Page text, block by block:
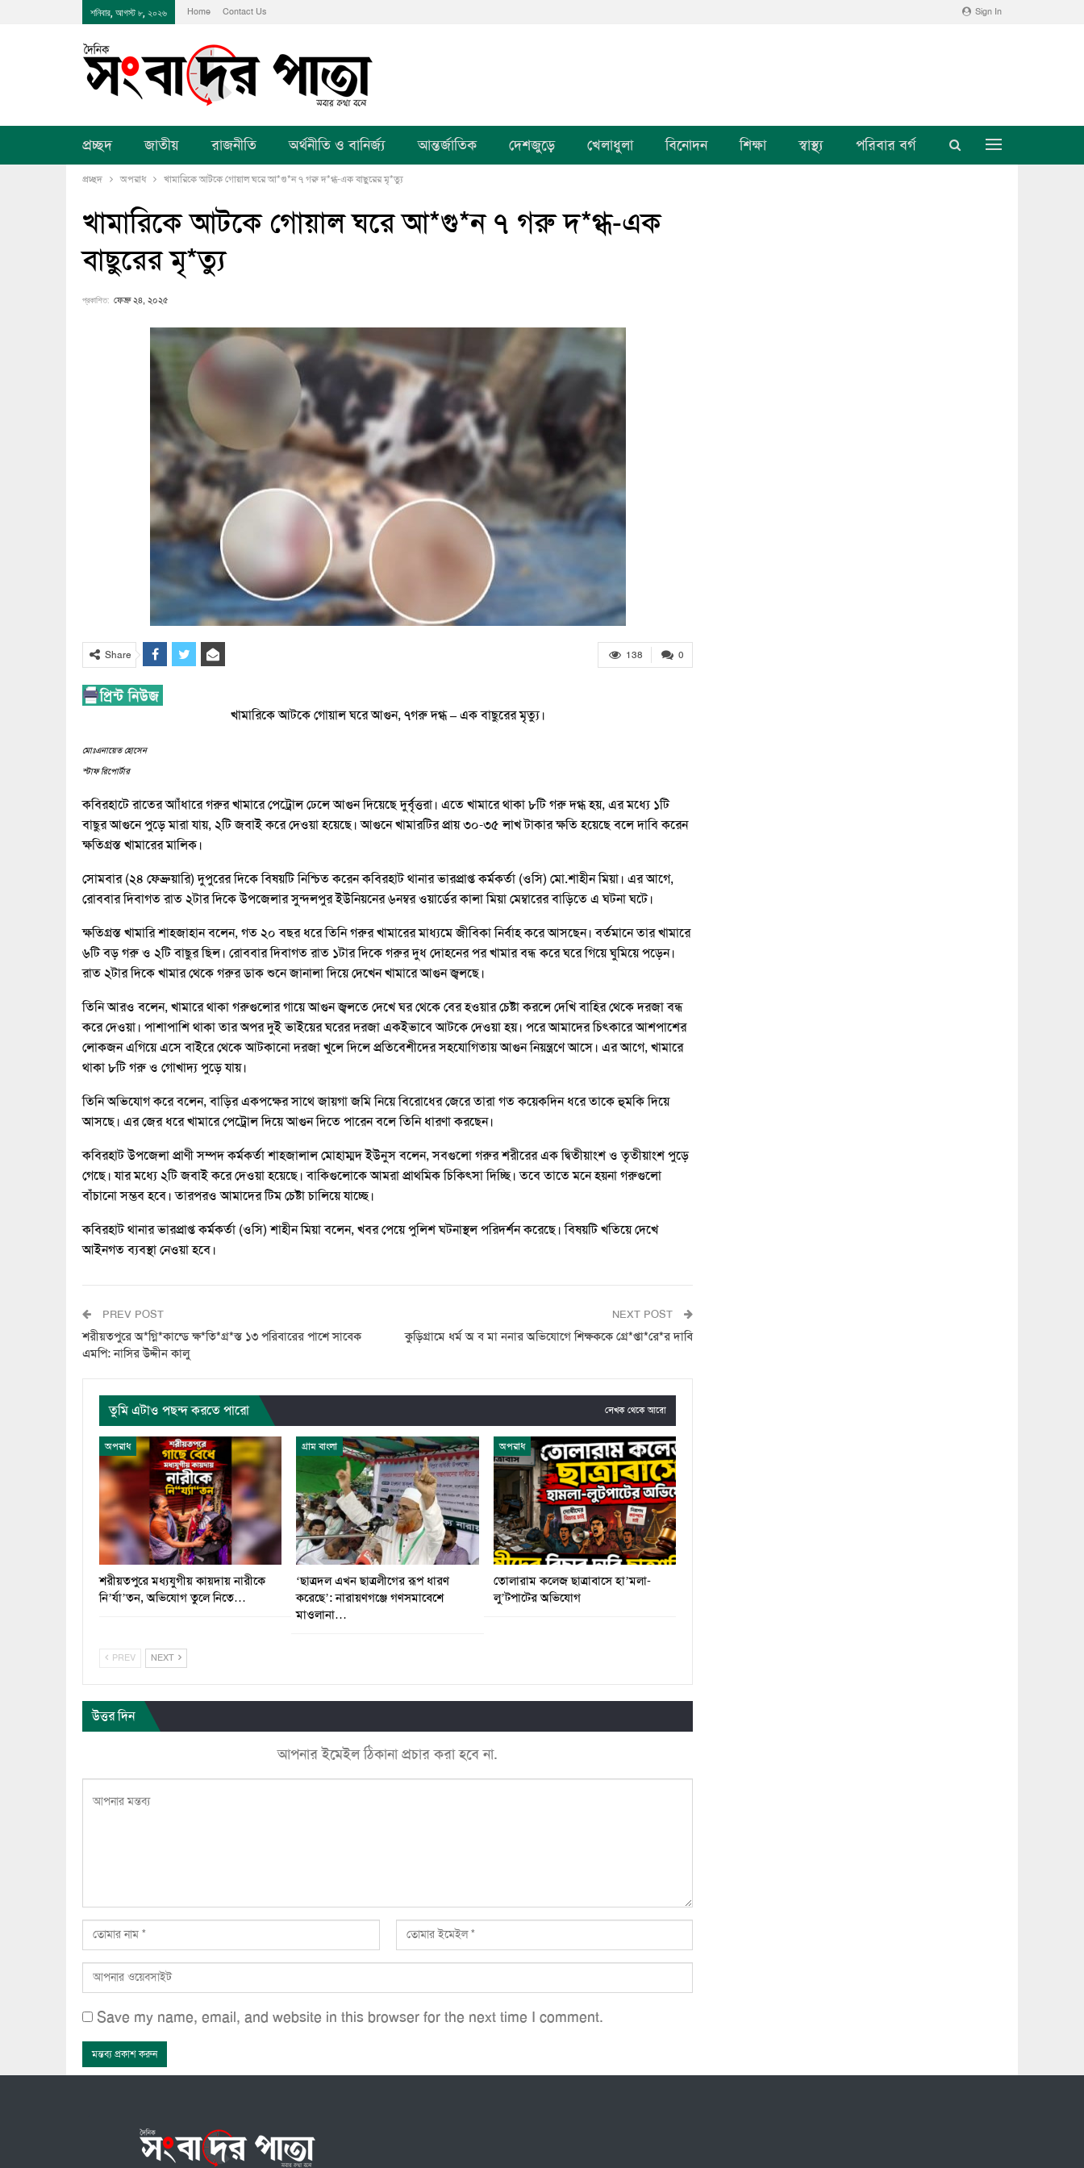
Sign In
শনিবার, আগস্ট ৮, ২০২৬ Home Contact Us
প্রচ্ছদ জাতীয় রাজনীতি অর্থনীতি ও বানির্জ্য আন্তর্জাতিক দেশজুড়ে খেলাধুলা বিনোদন শিক্ষা স্বাস্থ্য পরিবার বর্গ
প্রচ্ছদ অপরাধ খামারিকে আটকে গোয়াল ঘরে আ*গু*ন ৭ গরু দ*গ্ধ-এক বাছুরের মৃ*ত্যু
খামারিকে আটকে গোয়াল ঘরে আ*গু*ন ৭ গরু দ*গ্ধ-এক
বাছুরের মৃ*ত্যু
প্রকাশিত: ফেব্রু ২৪, ২০২৫
0
138
Share
খামারিকে আটকে গোয়াল ঘরে আগুন, ৭গরু দগ্ধ – এক বাছুরের মৃত্যু।
মোঃএনায়েত হোসেন
স্টাফ রিপোর্টার
কবিরহাটে রাতের আাঁধারে গরুর খামারে পেট্রোল ঢেলে আগুন দিয়েছে দুর্বৃত্তরা। এতে খামারে থাকা ৮টি গরু দগ্ধ হয়, এর মধ্যে ১টি
বাছুর আগুনে পুড়ে মারা যায়, ২টি জবাই করে দেওয়া হয়েছে। আগুনে খামারটির প্রায় ৩০-৩৫ লাখ টাকার ক্ষতি হয়েছে বলে দাবি করেন
ক্ষতিগ্রস্ত খামারের মালিক।
সোমবার (২৪ ফেব্রুয়ারি) দুপুরের দিকে বিষয়টি নিশ্চিত করেন কবিরহাট থানার ভারপ্রাপ্ত কর্মকর্তা (ওসি) মো.শাহীন মিয়া। এর আগে,
রোববার দিবাগত রাত ২টার দিকে উপজেলার সুন্দলপুর ইউনিয়নের ৬নম্বর ওয়ার্ডের কালা মিয়া মেম্বারের বাড়িতে এ ঘটনা ঘটে।
ক্ষতিগ্রস্ত খামারি শাহজাহান বলেন, গত ২০ বছর ধরে তিনি গরুর খামারের মাধ্যমে জীবিকা নির্বাহ করে আসছেন। বর্তমানে তার খামারে
৬টি বড় গরু ও ২টি বাছুর ছিল। রোববার দিবাগত রাত ১টার দিকে গরুর দুধ দোহনের পর খামার বন্ধ করে ঘরে গিয়ে ঘুমিয়ে পড়েন।
রাত ২টার দিকে খামার থেকে গরুর ডাক শুনে জানালা দিয়ে দেখেন খামারে আগুন জ্বলছে।
তিনি আরও বলেন, খামারে থাকা গরুগুলোর গায়ে আগুন জ্বলতে দেখে ঘর থেকে বের হওয়ার চেষ্টা করলে দেখি বাহির থেকে দরজা বন্ধ
করে দেওয়া। পাশাপাশি থাকা তার অপর দুই ভাইয়ের ঘরের দরজা একইভাবে আটকে দেওয়া হয়। পরে আমাদের চিৎকারে আশপাশের
লোকজন এগিয়ে এসে বাইরে থেকে আটকানো দরজা খুলে দিলে প্রতিবেশীদের সহযোগিতায় আগুন নিয়ন্ত্রণে আসে। এর আগে, খামারে
থাকা ৮টি গরু ও গোখাদ্য পুড়ে যায়।
তিনি অভিযোগ করে বলেন, বাড়ির একপক্ষের সাথে জায়গা জমি নিয়ে বিরোধের জেরে তারা গত কয়েকদিন ধরে তাকে হুমকি দিয়ে
আসছে। এর জের ধরে খামারে পেট্রোল দিয়ে আগুন দিতে পারেন বলে তিনি ধারণা করছেন।
কবিরহাট উপজেলা প্রাণী সম্পদ কর্মকর্তা শাহজালাল মোহাম্মদ ইউনুস বলেন, সবগুলো গরুর শরীরের এক দ্বিতীয়াংশ ও তৃতীয়াংশ পুড়ে
গেছে। যার মধ্যে ২টি জবাই করে দেওয়া হয়েছে। বাকিগুলোকে আমরা প্রাথমিক চিকিৎসা দিচ্ছি। তবে তাতে মনে হয়না গরুগুলো
বাঁচানো সম্ভব হবে। তারপরও আমাদের টিম চেষ্টা চালিয়ে যাচ্ছে।
কবিরহাট থানার ভারপ্রাপ্ত কর্মকর্তা (ওসি) শাহীন মিয়া বলেন, খবর পেয়ে পুলিশ ঘটনাস্থল পরিদর্শন করেছে। বিষয়টি খতিয়ে দেখে
আইনগত ব্যবস্থা নেওয়া হবে।
PREV POST
শরীয়তপুরে অ*গ্নি*কান্ডে ক্ষ*তি*গ্র*স্ত ১৩ পরিবারের পাশে সাবেক
এমপি: নাসির উদ্দীন কালু
NEXT POST
কু‌ড়িগ্রা‌মে ধর্ম অ ব মা ননার অভিযোগে শিক্ষককে গ্রে*প্তা*রে*র দাবি
তুমি এটাও পছন্দ করতে পারো লেখক থেকে আরো
অপরাধ
শরীয়তপুরে মধ্যযুগীয় কায়দায় নারীকে
নি’র্যা’তন, অভিযোগ তুলে নিতে…
গ্রাম বাংলা
‘ছাত্রদল এখন ছাত্রলীগের রূপ ধারণ
করেছে’: নারায়ণগঞ্জে গণসমাবেশে
মাওলানা…
অপরাধ
তোলারাম কলেজ ছাত্রাবাসে হা’মলা-
লু’টপাটের অভিযোগ
PREV NEXT
উত্তর দিন
আপনার ইমেইল ঠিকানা প্রচার করা হবে না.
Save my name, email, and website in this browser for the next time I comment.